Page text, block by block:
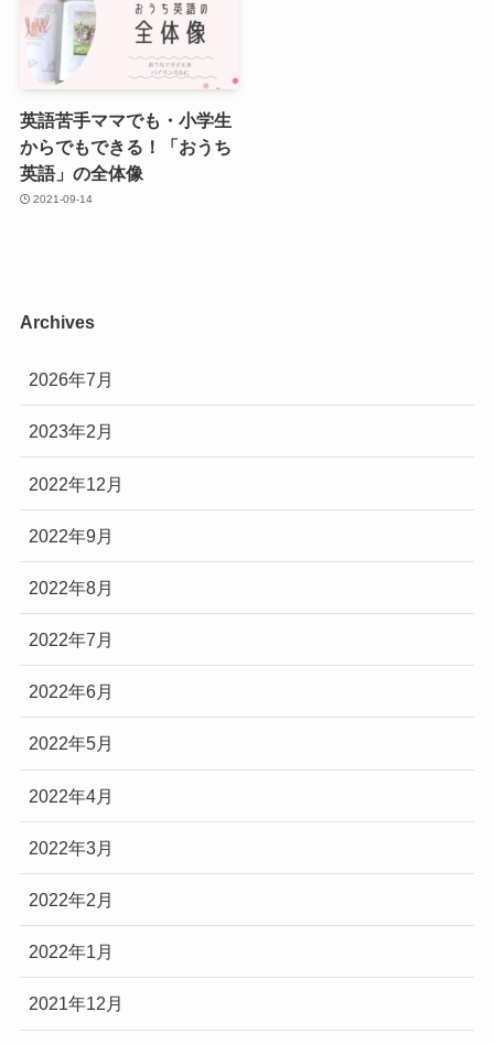
英語苦手ママでも・小学生
からでもできる！「おうち
英語」の全体像
2021-09-14
Archives
2026年7月
2023年2月
2022年12月
2022年9月
2022年8月
2022年7月
2022年6月
2022年5月
2022年4月
2022年3月
2022年2月
2022年1月
2021年12月